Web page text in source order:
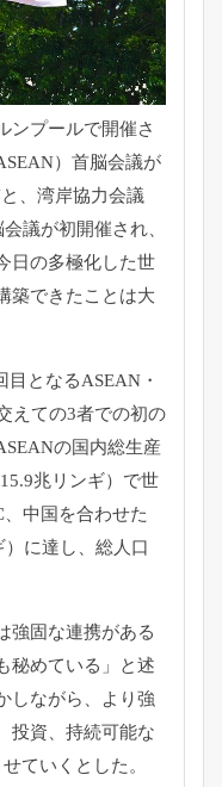
ンプールで開催さ
）首脳会議が
、 湾岸協力会議
議が初開催され、
日の多極化した世
築できたこと は大
となるASEAN・
えての3者での初の
の国内総生産
15.9兆リンギ）で世
中国を合わせた
に達し、 総人口
強固な連携がある
秘めている」と述
しながら、
より強
投資、 持続可能な
ていくとした。